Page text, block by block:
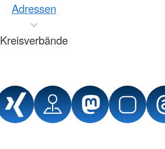
Adressen
Kreisverbände